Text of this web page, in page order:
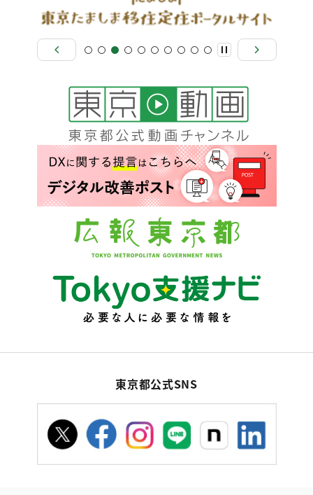
東京都公式SNS